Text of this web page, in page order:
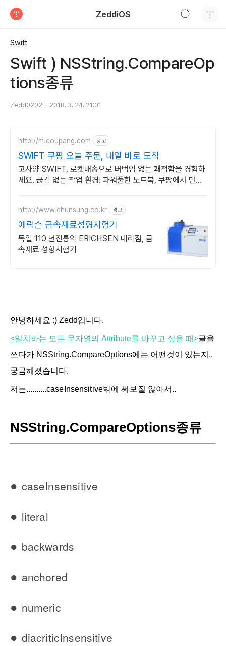
ZeddiOS
Swift
Swift ) NSString.CompareOp
tions종류
Zedd0202 2018. 3. 24. 21:31
http://m.coupang.com 광고
SWIFT 쿠팡 오늘 주문, 내일 바로 도착
고사양 SWIFT, 로켓배송으로 버벅임 없는 쾌적함을 경험하
세요. 끊김 없는 작업 환경! 파워풀한 노트북, 쿠팡에서 만나
http://www.chunsung.co.kr 광고
에릭슨 금속재료성형시험기
독일 110 년전통의 ERICHSEN 대리점, 금
속재료 성형시험기
안녕하세요 :) Zedd입니다.
<일치하는 모든 문자열의 Attribute를 바꾸고 싶을 때>글을
쓰다가 NSString.CompareOptions에는 어떤것이 있는지..
궁금해졌습니다.
저는..........case Insensitive밖에 써보질 않아서..
NSString.CompareOptions종류
● caseInsensitive
● literal
● backwards
● anchored
● numeric
● diacriticInsensitive